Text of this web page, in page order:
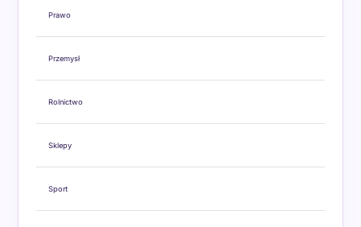
Prawo
Przemysł
Rolnictwo
Sklepy
Sport